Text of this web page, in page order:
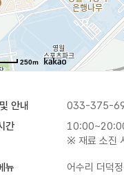
250m
안내 033-375-
간
※ 재료 소진
뉴
어수리 더덕